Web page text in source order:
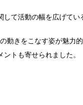
て活動の幅を広げてい
の動きをこなす姿が魅
トも寄せられました。